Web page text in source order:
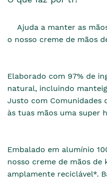
Ajuda a manter as
o nosso creme de mãos
Elaborado com 97% de
natural, incluindo
Justo com Comunidades
às tuas mãos uma super
Embalado em alumínio
nosso creme de mãos de
amplamente reciclável*.